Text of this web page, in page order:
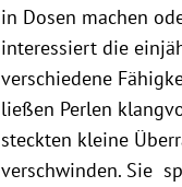
in Dosen machen
interessiert die
verschiedene
ließen Perlen
steckten kleine
verschwinden. Sie